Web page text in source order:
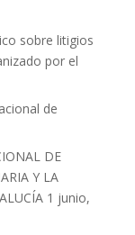
sobre litigios
por el
de
DE
Y LA
1 junio,